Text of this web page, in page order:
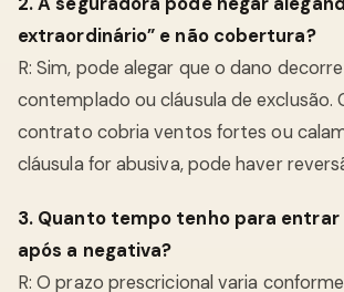
extraordinário” e não cobertura?
R: Sim, pode alegar que o dano
contemplado ou cláusula de exclusão.
contrato cobria ventos fortes ou
cláusula for abusiva, pode haver
3. Quanto tempo tenho para entrar
após a negativa?
R: O prazo prescricional varia